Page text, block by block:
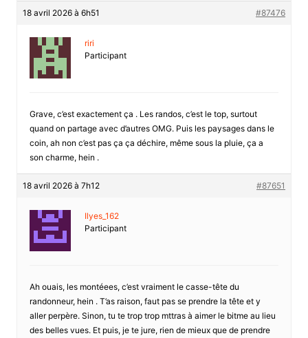
18 avril 2026 à 6h51 #87476
riri
Participant
Grave, c’est exactement ça . Les randos, c’est le top, surtout
quand on partage avec d’autres OMG. Puis les paysages dans le
coin, ah non c’est pas ça ça déchire, même sous la pluie, ça a
son charme, hein .
18 avril 2026 à 7h12 #87651
Ilyes_162
Participant
Ah ouais, les montéees, c’est vraiment le casse-tête du
randonneur, hein . T’as raison, faut pas se prendre la tête et y
aller perpère. Sinon, tu te trop trop mttras à aimer le bitme au lieu
des belles vues. Et puis, je te jure, rien de mieux que de prendre